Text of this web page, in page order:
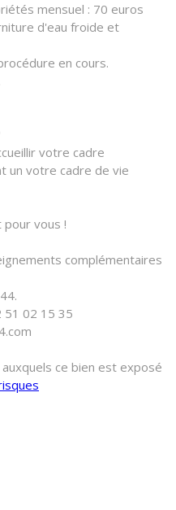
mensuel : 70 euros
d'eau froide et
en cours.
votre cadre
un votre cadre de vie
vous !
complémentaires
51 02 15 35
ce bien est exposé